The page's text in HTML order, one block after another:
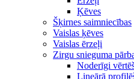
Ķēves
Šķirnes saimniecības
Vaislas ķēves
Vaislas ērzeļi
Zirgu snieguma
Noderīgi
Lineārā